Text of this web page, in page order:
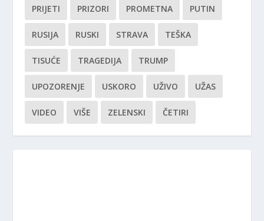
PRIJETI PRIZORI PROMETNA PUTIN
RUSIJA RUSKI STRAVA TEŠKA
TISUĆE TRAGEDIJA TRUMP
UPOZORENJE USKORO UŽIVO UŽAS
VIDEO VIŠE ZELENSKI ČETIRI